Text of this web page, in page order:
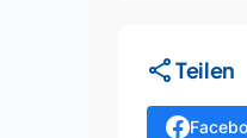
shareTeilen